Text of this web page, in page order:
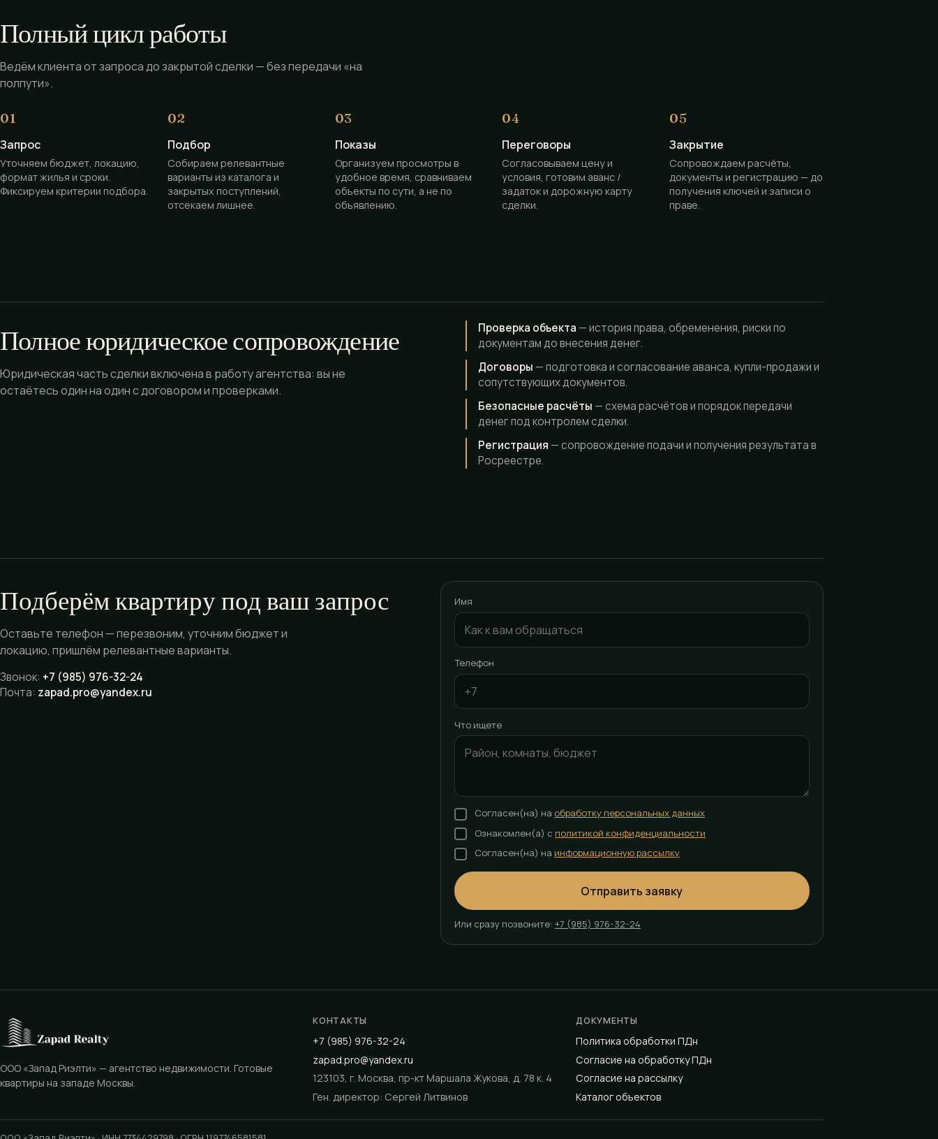
Полный цикл работы
Ведём клиента от запроса до закрытой сделки — без передачи «на
полпути».
Запрос
Уточняем бюджет, локацию,
формат жилья и сроки.
Фиксируем критерии подбора.
Подбор
Собираем релевантные
варианты из каталога и
закрытых поступлений,
отсекаем лишнее.
Показы
Организуем просмотры в
удобное время, сравниваем
объекты по сути, а не по
объявлению.
Переговоры
Согласовываем цену и
условия, готовим аванс /
задаток и дорожную карту
сделки.
Закрытие
Сопровождаем расчёты,
документы и регистрацию — до
получения ключей и записи о
праве.
Полное юридическое сопровождение
Юридическая часть сделки включена в работу агентства: вы не
остаётесь один на один с договором и проверками.
Проверка объекта — история права, обременения, риски по
документам до внесения денег.
Договоры — подготовка и согласование аванса, купли-продажи и
сопутствующих документов.
Безопасные расчёты — схема расчётов и порядок передачи
денег под контролем сделки.
Регистрация — сопровождение подачи и получения результата в
Росреестре.
Подберём квартиру под ваш запрос
Оставьте телефон — перезвоним, уточним бюджет и
локацию, пришлём релевантные варианты.
Звонок: +7 (985) 976-32-24
Почта: zapad.pro@yandex.ru
Имя
Телефон
Что ищете
Согласен(на) на обработку персональных данных
Ознакомлен(а) с политикой конфиденциальности
Согласен(на) на информационную рассылку
Отправить заявку
Или сразу позвоните:+7 (985) 976-32-24
ООО «Запад Риэлти» — агентство недвижимости. Готовые
квартиры на западе Москвы.
КОНТАКТЫ
+7 (985) 976-32-24
zapad.pro@yandex.ru
123103, г. Москва, пр-кт Маршала Жукова, д. 78 к. 4
Ген. директор: Сергей Литвинов
ДОКУМЕНТЫ
Политика обработки ПДн
Согласие на обработку ПДн
Согласие на рассылку
Каталог объектов